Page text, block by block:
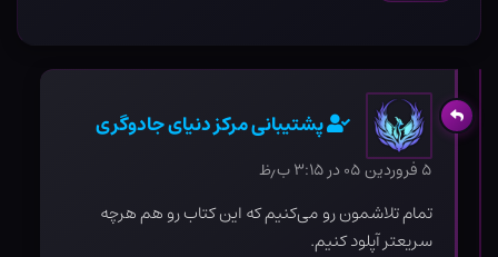
پشتیبانی مرکز دنیای جادوگری
۵ فروردین ۰۵ در ۳:۱۵ ب٫ظ
تمام تلاشمون رو می‌کنیم که این کتاب رو هم هرچه
سریعتر آپلود کنیم.